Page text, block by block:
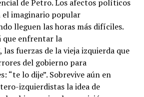
de Petro. Los afectos políticos
el imaginario popular
lleguen las horas más difíciles.
que enfrentar la
fuerzas de la vieja izquierda que
del gobierno para
“te lo dije”. Sobrevive aún en
izquierdistas la idea de